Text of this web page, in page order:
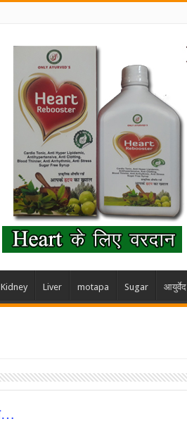
Kidney Liver motapa Sugar आयुर्वेद